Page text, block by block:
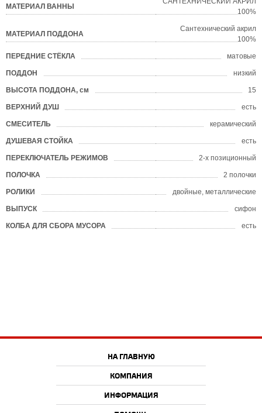
МАТЕРИАЛ ВАННЫ
100%
МАТЕРИАЛ ПОДДОНА
Сантехнический акрил
100%
ПЕРЕДНИЕ СТЁКЛА матовые
ПОДДОН низкий
ВЫСОТА ПОДДОНА, см 15
ВЕРХНИЙ ДУШ есть
СМЕСИТЕЛЬ керамический
ДУШЕВАЯ СТОЙКА есть
ПЕРЕКЛЮЧАТЕЛЬ РЕЖИМОВ 2-х позиционный
ПОЛОЧКА 2 полочки
РОЛИКИ двойные, металлические
ВЫПУСК сифон
КОЛБА ДЛЯ СБОРА МУСОРА есть
НА ГЛАВНУЮ
КОМПАНИЯ
ИНФОРМАЦИЯ